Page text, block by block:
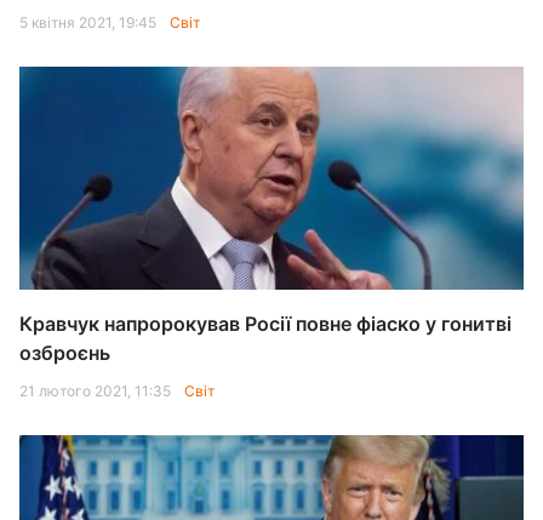
5 квітня 2021, 19:45 Світ
Кравчук напророкував Росії повне фіаско у гонитві
озброєнь
21 лютого 2021, 11:35 Світ